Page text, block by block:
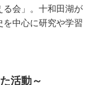
る会」。十和田湖が
中心に研究や学習
活動～